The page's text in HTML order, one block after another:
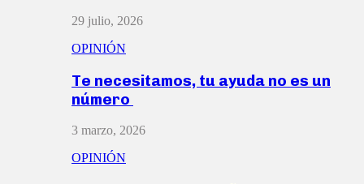
29 julio, 2026
OPINIÓN
Te necesitamos, tu ayuda no es un
número
3 marzo, 2026
OPINIÓN